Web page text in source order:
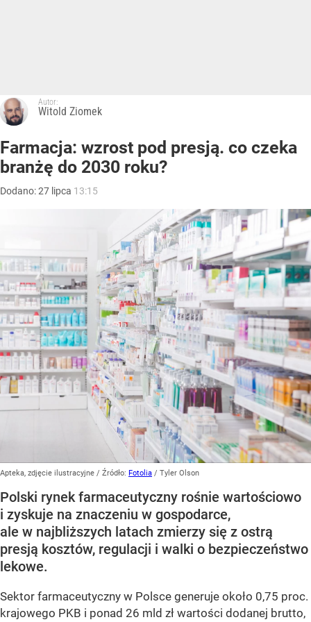
Autor:
Witold Ziomek
Farmacja: wzrost pod presją. co czeka
branżę do 2030 roku?
Dodano:27 lipca 13:15
Apteka, zdjęcie ilustracyjne / Źródło: Fotolia / Tyler Olson
Polski rynek farmaceutyczny rośnie wartościowo
i zyskuje na znaczeniu w gospodarce,
ale w najbliższych latach zmierzy się z ostrą
presją kosztów, regulacji i walki o bezpieczeństwo
lekowe.
Sektor farmaceutyczny w Polsce generuje około 0,75 proc.
krajowego PKB i ponad 26 mld zł wartości dodanej brutto,